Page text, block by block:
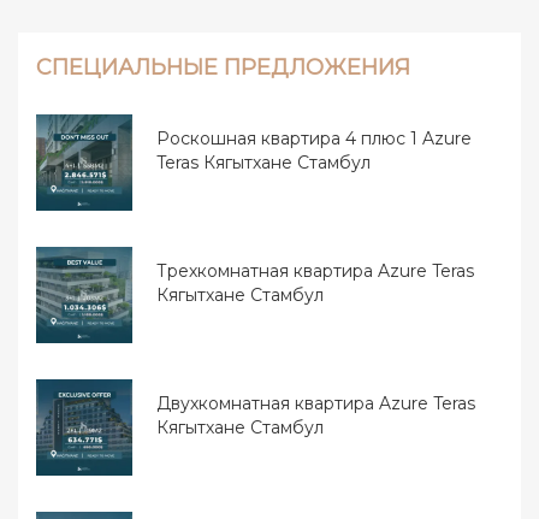
СПЕЦИАЛЬНЫЕ ПРЕДЛОЖЕНИЯ
Роскошная квартира 4 плюс 1 Azure
Teras Кягытхане Стамбул
Трехкомнатная квартира Azure Teras
Кягытхане Стамбул
Двухкомнатная квартира Azure Teras
Кягытхане Стамбул